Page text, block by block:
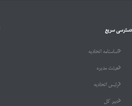
دسترسی سریع
اساسنامه اتحادیه
هیئت مدیره
رئیس اتحادیه
دبیر کل